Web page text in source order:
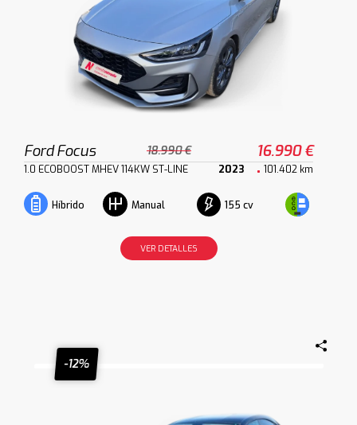
Ford Focus 18.990 € 16.990 €
1.0 ECOBOOST MHEV 114KW ST-LINE 2023 101.402 km
Híbrido Manual 155 cv
VER DETALLES
-12%